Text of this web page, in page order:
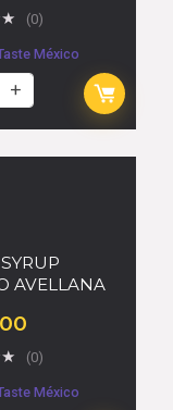
★ (0)
México
AVELLANA
★ (0)
México